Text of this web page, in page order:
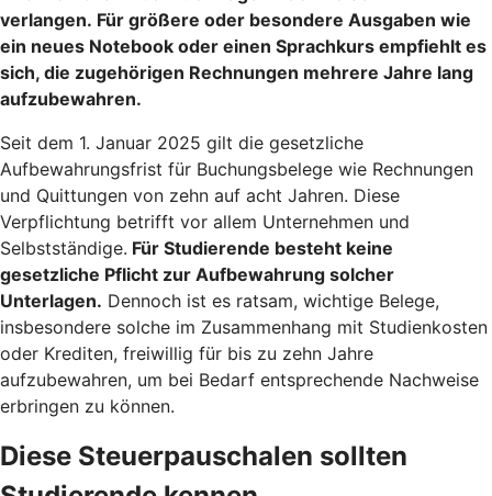
verlangen. Für größere oder besondere Ausgaben wie
ein neues Notebook oder einen Sprachkurs empfiehlt es
sich, die zugehörigen Rechnungen mehrere Jahre lang
aufzubewahren.
Seit dem 1. Januar 2025 gilt die gesetzliche
Aufbewahrungsfrist für Buchungsbelege wie Rechnungen
und Quittungen von zehn auf acht Jahren. Diese
Verpflichtung betrifft vor allem Unternehmen und
Selbstständige. Für Studierende besteht keine
gesetzliche Pflicht zur Aufbewahrung solcher
Unterlagen. Dennoch ist es ratsam, wichtige Belege,
insbesondere solche im Zusammenhang mit Studienkosten
oder Krediten, freiwillig für bis zu zehn Jahre
aufzubewahren, um bei Bedarf entsprechende Nachweise
erbringen zu können.
Diese Steuerpauschalen sollten